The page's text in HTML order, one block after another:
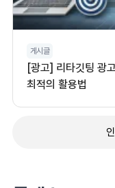
게시글
[광고] 리타깃팅 광
최적의 활용법